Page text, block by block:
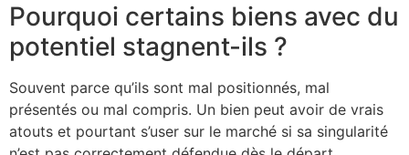
Pourquoi certains biens avec du
potentiel stagnent-ils ?
Souvent parce qu’ils sont mal positionnés, mal
présentés ou mal compris. Un bien peut avoir de vrais
atouts et pourtant s’user sur le marché si sa singularité